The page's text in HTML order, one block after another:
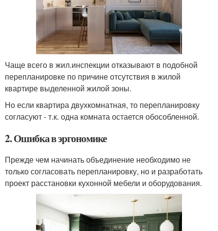
Чаще всего в жил.инспекции отказывают в подобной
перепланировке по причине отсутствия в жилой
квартире выделенной жилой зоны.
Но если квартира двухкомнатная, то перепланировку
согласуют - т.к. одна комната остается обособленной.
2. Ошибка в эргономике
Прежде чем начинать объединение необходимо не
только согласовать перепланировку, но и разработать
проект расстановки кухонной мебели и оборудования.